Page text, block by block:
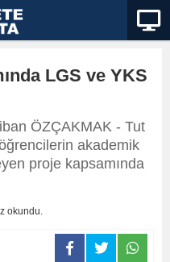
LGS ve YKS
ÖZÇAKMAK - Tut
akademik
proje kapsamında
okundu.